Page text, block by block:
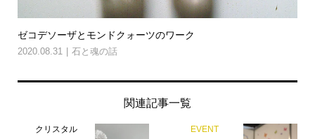
ゼコデソーザとモンドクォーツのワーク
2020.08.31 石と魂の話
関連記事一覧
クリスタル EVENT